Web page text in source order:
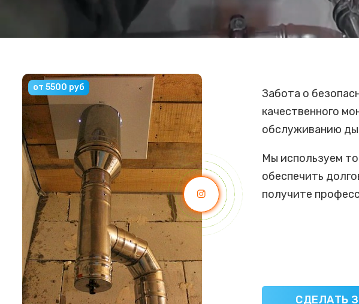
от 5500 руб
Забота о
качественного
обслуживанию
Мы используем
обеспечить
получите
СДЕЛАТЬ